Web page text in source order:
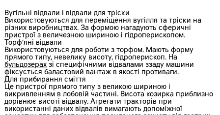
Вугільні відвали і відвали для тріски
Використовуються для переміщення вугілля та тріски на
різних виробництвах. За формою нагадують сферичні
пристрої з величезною шириною і гідроперископом.
Торф’яні відвали
Використовуються для роботи з торфом. Мають форму
прямого типу, невелику висоту, гідроперископ. На
бульдозерах зі специфічними відвалами ззаду машини
фіксується баластовий вантаж в якості противаги.
Для прибирання сміття
Це пристрої прямого типу з великою шириною і
викривленням в лобовій частині. Висота козирка приблизно
дорівнює висоті відвалу. Агрегати тракторів при
використанні даних відвалів вимагають допоміжної